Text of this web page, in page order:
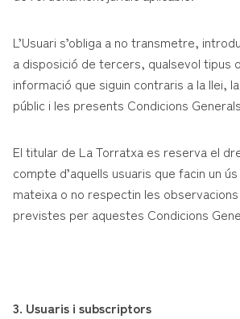
L’Usuari s’obliga a no transmetre,
a disposició de tercers, qualsevol tipus
informació que siguin contraris a la llei,
públic i les presents Condicions
El titular de La Torratxa es reserva el
compte d’aquells usuaris que facin un
mateixa o no respectin les
previstes per aquestes Condicions
3. Usuaris i subscriptors